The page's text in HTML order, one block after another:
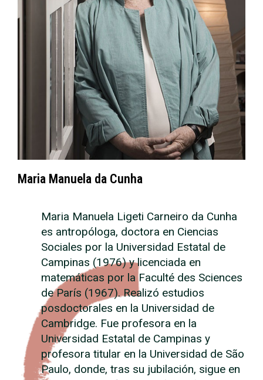
Maria Manuela da Cunha
Maria Manuela Ligeti Carneiro da Cunha
es antropóloga, doctora en Ciencias
Sociales por la Universidad Estatal de
Campinas (1976) y licenciada en
matemáticas por la Faculté des Sciences
de París (1967). Realizó estudios
posdoctorales en la Universidad de
Cambridge. Fue profesora en la
Universidad Estatal de Campinas y
profesora titular en la Universidad de São
Paulo, donde, tras su jubilación, sigue en